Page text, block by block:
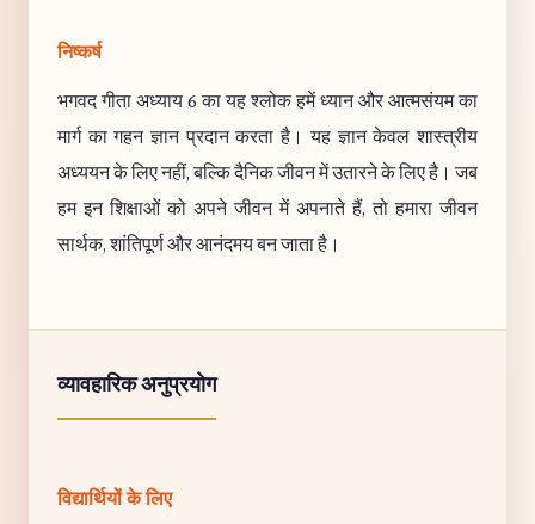
निष्कर्ष
भगवद गीता अध्याय 6 का यह श्लोक हमें ध्यान और आत्मसंयम का
मार्ग का गहन ज्ञान प्रदान करता है। यह ज्ञान केवल शास्त्रीय
अध्ययन के लिए नहीं, बल्कि दैनिक जीवन में उतारने के लिए है। जब
हम इन शिक्षाओं को अपने जीवन में अपनाते हैं, तो हमारा जीवन
सार्थक, शांतिपूर्ण और आनंदमय बन जाता है।
व्यावहारिक अनुप्रयोग
विद्यार्थियों के लिए